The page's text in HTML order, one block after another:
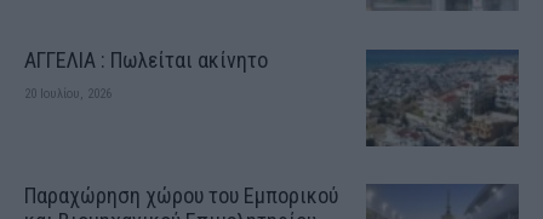
ΑΓΓΕΛΙΑ : Πωλείται ακίνητο
20 Ιουλίου, 2026
Παραχώρηση χώρου του Εμπορικού